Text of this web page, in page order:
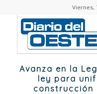
Viernes,
Avanza en la
ley para
construcción